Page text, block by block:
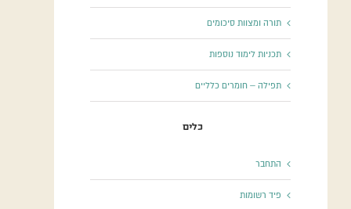
תורה ומצוות סיכומים
תכניות לימוד נוספות
תפילה – חומרים כלליים
כלים
התחבר
פיד רשומות